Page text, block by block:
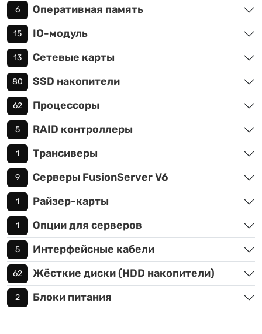
6 Оперативная память
15 IO-модуль
13 Сетевые карты
80 SSD накопители
62 Процессоры
5 RAID контроллеры
1 Трансиверы
9 Серверы FusionServer V6
1 Райзер-карты
1 Опции для серверов
5 Интерфейсные кабели
62 Жёсткие диски (HDD накопители)
2 Блоки питания